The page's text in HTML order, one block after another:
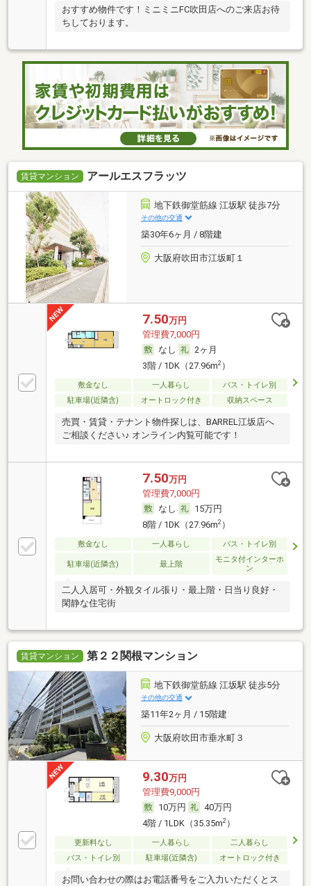
おすすめ物件です！ミニミニFC吹田店へのご来店お待
ちしております。
賃貸マンション アールエスフラッツ
地下鉄御堂筋線 江坂駅 徒歩7分
その他の交通
築30年6ヶ月 / 8階建
大阪府吹田市江坂町１
7.50万円
管理費7,000円
なし
2ヶ月
3階 / 1DK（27.96m2）
敷金なし 一人暮らし
バス・トイレ別
駐車場(近隣含)
オートロック付き 収納スペース
売買・賃貸・テナント物件探しは、BARREL江坂店へ
ご相談ください♪ オンライン内覧可能です！
7.50万円
管理費7,000円
なし
15万円
8階 / 1DK（27.96m2）
敷金なし 一人暮らし バス・トイレ別
駐車場(近隣含) 最上階
モニタ付インターホ
ン
二人入居可・外観タイル張り・最上階・日当り良好・
閑静な住宅街
賃貸マンション 第２２関根マンション
地下鉄御堂筋線 江坂駅 徒歩5分
その他の交通
築11年2ヶ月 / 15階建
大阪府吹田市垂水町３
9.30万円
管理費9,000円
10万円
40万円
4階 / 1LDK（35.35m2）
更新料なし 一人暮らし
二人暮らし
バス・トイレ別
駐車場(近隣含) オートロック付き
お問い合わせの際はお電話番号をご入力いただくとス